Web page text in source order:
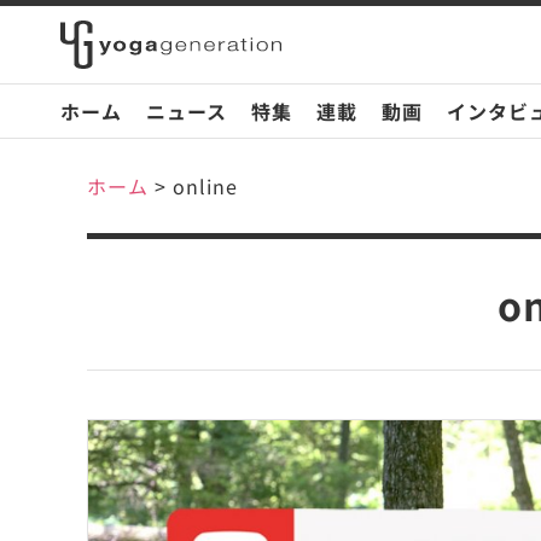
ホーム ニュース 特集 連載 動画 インタビ
ホーム > online